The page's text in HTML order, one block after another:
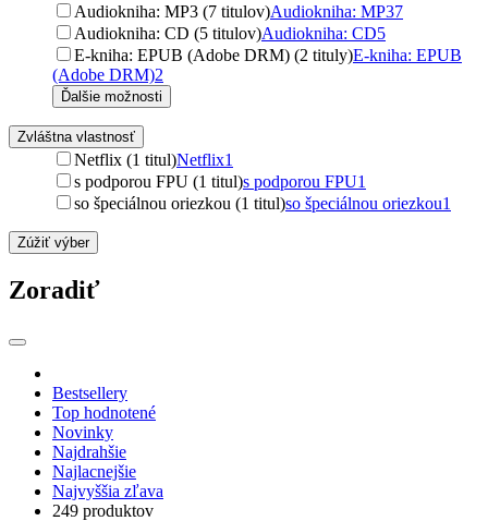
Audiokniha: MP3 (7 titulov)Audiokniha: MP37
Audiokniha: CD (5 titulov)Audiokniha: CD5
E-kniha: EPUB (Adobe DRM) (2 tituly)E-kniha: EPUB
(Adobe DRM)2
Ďalšie možnosti
Zvláštna vlastnosť
Netflix (1 titul)Netflix1
s podporou FPU (1 titul)s podporou FPU1
so špeciálnou oriezkou (1 titul)so špeciálnou oriezkou1
Zúžiť výber
Zoradiť
Bestsellery
Top hodnotené
Novinky
Najdrahšie
Najlacnejšie
Najvyššia zľava
249 produktov